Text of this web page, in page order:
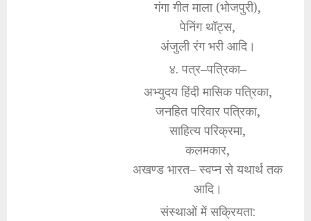
गंगा गीत माला (भोजपुरी),
पेनिंग थॉट्स,
अंजुली रंग भरी आदि।
४. पत्र–पत्रिका–
अभ्युदय हिंदी मासिक पत्रिका,
जनहित परिवार पत्रिका,
साहित्य परिक्रमा,
कलमकार,
अखण्ड भारत– स्वप्न से यथार्थ तक
आदि।
संस्थाओं में सक्रियता: